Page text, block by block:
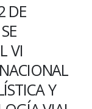
DE
VI
Y